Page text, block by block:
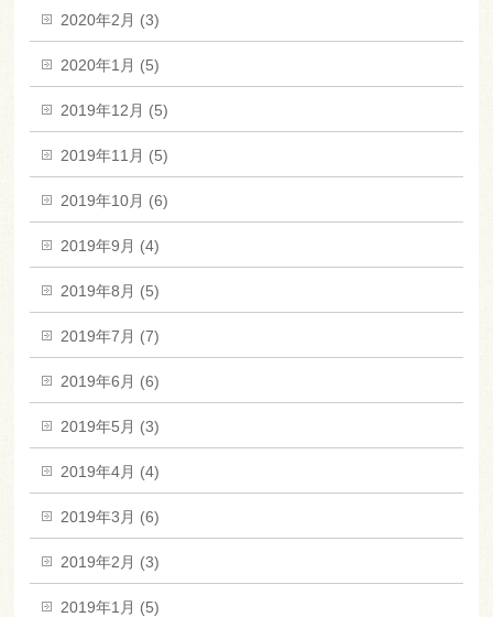
2020年2月 (3)
2020年1月 (5)
2019年12月 (5)
2019年11月 (5)
2019年10月 (6)
2019年9月 (4)
2019年8月 (5)
2019年7月 (7)
2019年6月 (6)
2019年5月 (3)
2019年4月 (4)
2019年3月 (6)
2019年2月 (3)
2019年1月 (5)